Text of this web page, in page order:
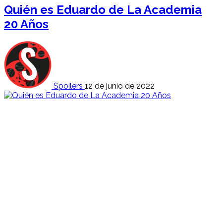
Quién es Eduardo de La Academia
20 Años
Spoilers 12 de junio de 2022